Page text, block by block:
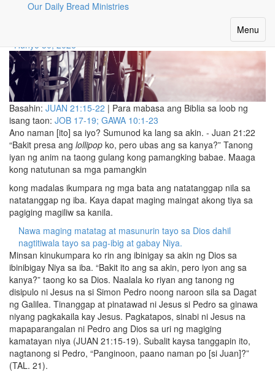
Our Daily Bread Ministries
Toggle
Menu
Hunyo 30, 2026
Basahin: JUAN 21:15-22 | Para mabasa ang Biblia sa loob ng
isang taon: JOB 17-19; GAWA 10:1-23
Ano naman [ito] sa iyo? Sumunod ka lang sa akin. - Juan 21:22
“Bakit presa ang lollipop ko, pero ubas ang sa kanya?” Tanong
iyan ng anim na taong gulang kong pamangking babae. Maaga
kong natutunan sa mga pamangkin
kong madalas ikumpara ng mga bata ang natatanggap nila sa
natatanggap ng iba. Kaya dapat maging maingat akong tiya sa
pagiging magiliw sa kanila.
Nawa maging matatag at masunurin tayo sa Dios dahil
nagtitiwala tayo sa pag-ibig at gabay Niya.
Minsan kinukumpara ko rin ang ibinigay sa akin ng Dios sa
ibinibigay Niya sa iba. “Bakit ito ang sa akin, pero iyon ang sa
kanya?” taong ko sa Dios. Naalala ko riyan ang tanong ng
disipulo ni Jesus na si Simon Pedro noong naroon sila sa Dagat
ng Galilea. Tinanggap at pinatawad ni Jesus si Pedro sa ginawa
niyang pagkakaila kay Jesus. Pagkatapos, sinabi ni Jesus na
mapaparangalan ni Pedro ang Dios sa uri ng magiging
kamatayan niya (JUAN 21:15-19). Subalit kaysa tanggapin ito,
nagtanong si Pedro, “Panginoon, paano naman po [si Juan]?”
(TAL. 21).